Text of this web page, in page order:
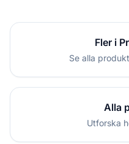
Fler i
Se alla
Alla
Utforska